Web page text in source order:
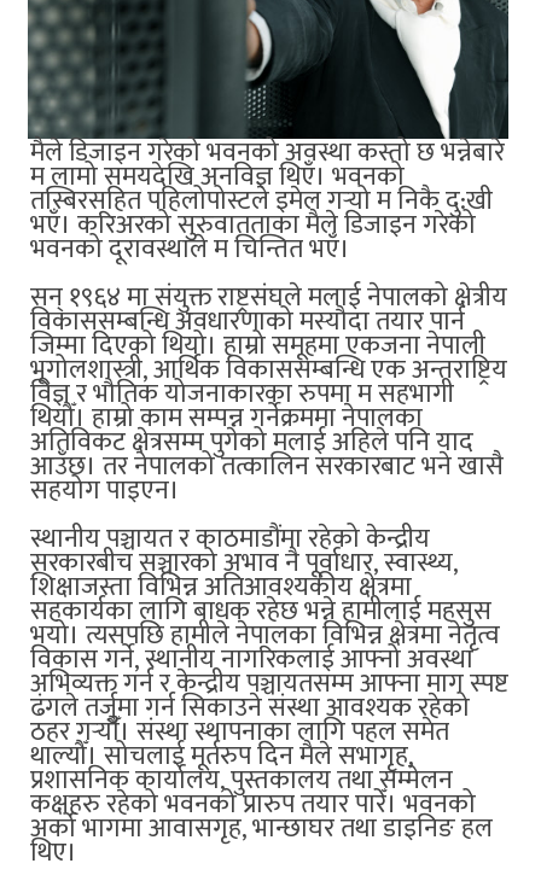
मैले डिजाइन गरेको भवनको अवस्था कस्तो छ भन्नेबारे
म लामो समयदेखि अनविज्ञ थिएँ। भवनको
तस्बिरसहित पहिलोपोस्टले इमेल गर्‍यो म निकै दु:खी
भएँ। करिअरको सुरुवातताका मैले डिजाइन गरेको
भवनको दूरावस्थाले म चिन्तित भएँ।
सन् १९६४ मा संयुक्त राष्ट्रसंघले मलाई नेपालको क्षेत्रीय
विकाससम्बन्धि अवधारणाको मस्यौदा तयार पार्न
जिम्मा दिएको थियो। हाम्रो समूहमा एकजना नेपाली
भूगोलशास्त्री, आर्थिक विकाससम्बन्धि एक अन्तराष्ट्रिय
विज्ञ र भौतिक योजनाकारका रुपमा म सहभागी
थियौँ। हाम्रो काम सम्पन्न गर्नेक्रममा नेपालका
अतिविकट क्षेत्रसम्म पुगेको मलाई अहिले पनि याद
आउँछ। तर नेपालको तत्कालिन सरकारबाट भने खासै
सहयोग पाइएन।
स्थानीय पञ्चायत र काठमाडौंमा रहेको केन्द्रीय
सरकारबीच सञ्चारको अभाव नै पूर्वाधार, स्वास्थ्य,
शिक्षाजस्ता विभिन्न अतिआवश्यकीय क्षेत्रमा
सहकार्यका लागि बाधक रहेछ भन्ने हामीलाई महसुस
भयो। त्यसपछि हामीले नेपालका विभिन्न क्षेत्रमा नेतृत्व
विकास गर्ने, स्थानीय नागरिकलाई आफ्नो अवस्था
अभिव्यक्त गर्न र केन्द्रीय पञ्चायतसम्म आफ्ना माग स्पष्ट
ढंगले तर्जुमा गर्न सिकाउने संस्था आवश्यक रहेको
ठहर गर्‍यौँ। संस्था स्थापनाका लागि पहल समेत
थाल्यौँ। सोचलाई मूर्तरुप दिन मैले सभागृह,
प्रशासनिक कार्यालय, पुस्तकालय तथा सम्मेलन
कक्षहरु रहेको भवनको प्रारुप तयार पारेँ। भवनको
अर्को भागमा आवासगृह, भान्छाघर तथा डाइनिङ हल
थिए।